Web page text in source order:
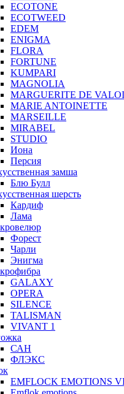
ECOTONE
ECOTWEED
EDEM
ENIGMA
FLORA
FORTUNE
KUMPARI
MAGNOLIA
MARGUERITE DE
MARIE ANTOINETTE
MARSEILLE
MIRABEL
STUDIO
Иона
Персия
замша
Блю Булл
шерсть
Кардиф
Лама
Форест
Чарли
Энигма
GALAXY
OPERA
SILENCE
TALISMAN
VIVANT 1
САН
ФЛЭКС
EMFLOCK EMOTIONS